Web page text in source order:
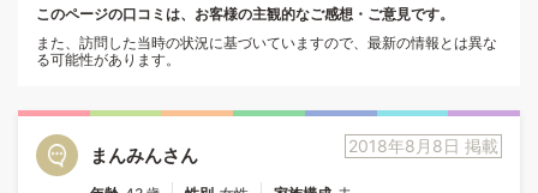
このページの口コミは、お客様の主観的なご感想・ご意見です。
また、訪問した当時の状況に基づいていますので、最新の情報とは異な
る可能性があります。
2018年8月8日 掲載
まんみんさん